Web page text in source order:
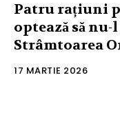
Patru rațiuni
optează să
Strâmtoarea
17 MARTIE 2026